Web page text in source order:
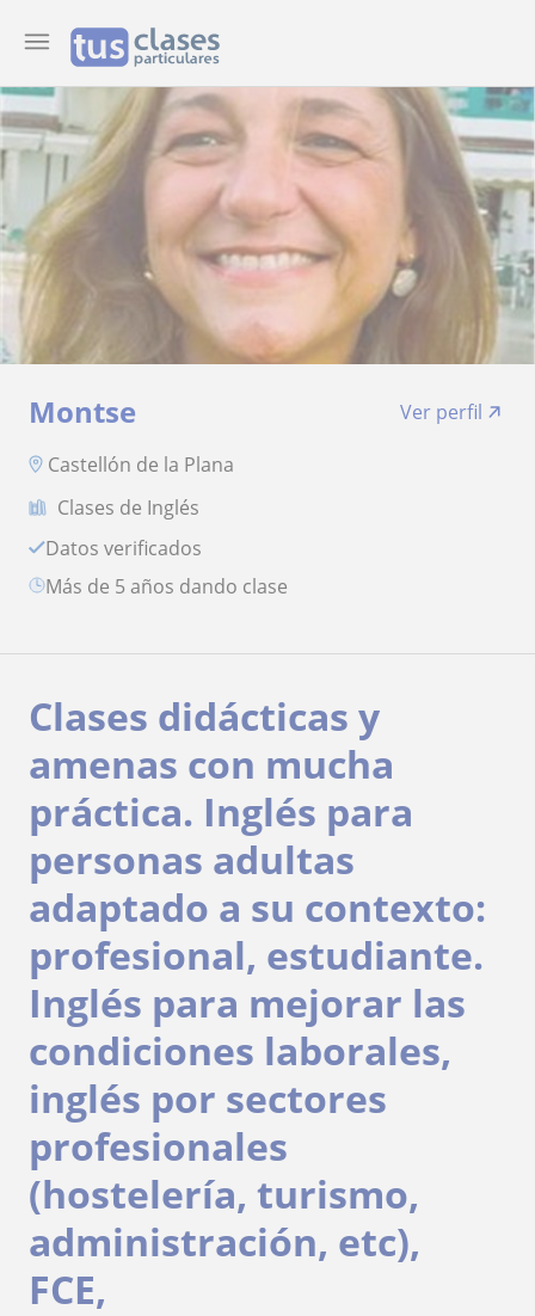
Montse
Ver perfil
Castellón de la Plana
Clases de Inglés
Datos verificados
más de 5 años dando clase
Clases didácticas y
amenas con mucha
práctica. Inglés para
personas adultas
adaptado a su contexto:
profesional, estudiante.
Inglés para mejorar las
condiciones laborales,
inglés por sectores
profesionales
(hostelería, turismo,
administración, etc),
FCE,